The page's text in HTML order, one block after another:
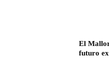
El
futuro